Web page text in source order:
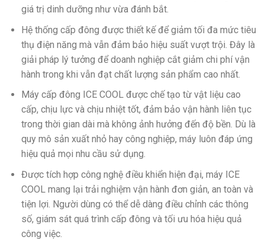
giá trị dinh dưỡng như vừa đánh bắt.
Hệ thống cấp đông được thiết kế để giảm tối đa mức tiêu
thụ điện năng mà vẫn đảm bảo hiệu suất vượt trội. Đây là
giải pháp lý tưởng để doanh nghiệp cắt giảm chi phí vận
hành trong khi vẫn đạt chất lượng sản phẩm cao nhất.
Máy cấp đông ICE COOL được chế tạo từ vật liệu cao
cấp, chịu lực và chịu nhiệt tốt, đảm bảo vận hành liên tục
trong thời gian dài mà không ảnh hưởng đến độ bền. Dù là
quy mô sản xuất nhỏ hay công nghiệp, máy luôn đáp ứng
hiệu quả mọi nhu cầu sử dụng.
Được tích hợp công nghệ điều khiển hiện đại, máy ICE
COOL mang lại trải nghiệm vận hành đơn giản, an toàn và
tiện lợi. Người dùng có thể dễ dàng điều chỉnh các thông
số, giám sát quá trình cấp đông và tối ưu hóa hiệu quả
công việc.